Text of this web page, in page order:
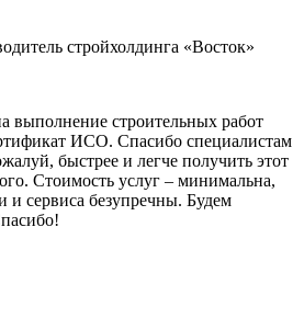
стройхолдинга «Восток»
выполнение строительных работ
ИСО. Спасибо специалистам
быстрее и легче получить этот
Стоимость услуг – минимальна,
и сервиса безупречны. Будем